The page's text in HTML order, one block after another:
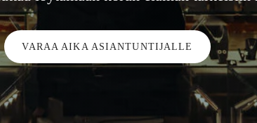
VARAA AIKA ASIANTUNTIJALLE